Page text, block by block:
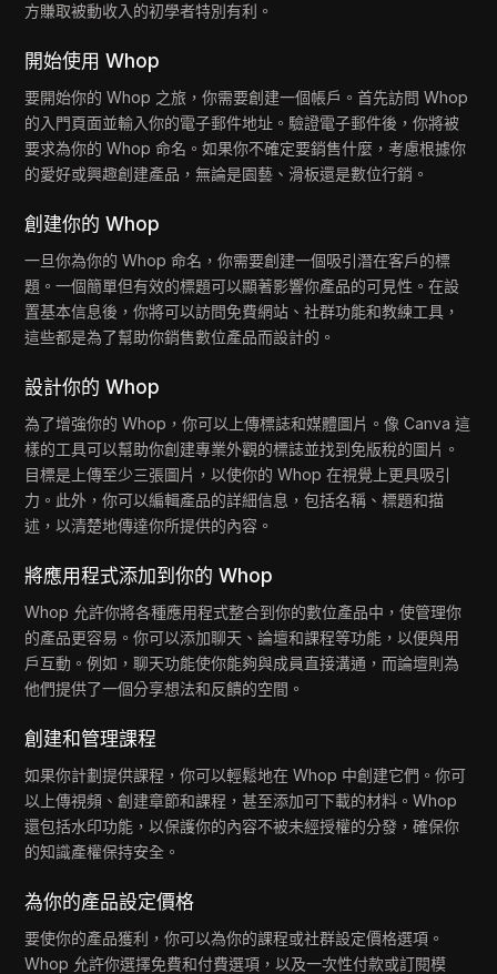
方賺取被動收入的初學者特別有利。
開始使用 Whop
要開始你的 Whop 之旅，你需要創建一個帳戶。首先訪問 Whop
的入門頁面並輸入你的電子郵件地址。驗證電子郵件後，你將被
要求為你的 Whop 命名。如果你不確定要銷售什麼，考慮根據你
的愛好或興趣創建產品，無論是園藝、滑板還是數位行銷。
創建你的 Whop
一旦你為你的 Whop 命名，你需要創建一個吸引潛在客戶的標
題。一個簡單但有效的標題可以顯著影響你產品的可見性。在設
置基本信息後，你將可以訪問免費網站、社群功能和教練工具，
這些都是為了幫助你銷售數位產品而設計的。
設計你的 Whop
為了增強你的 Whop，你可以上傳標誌和媒體圖片。像 Canva 這
樣的工具可以幫助你創建專業外觀的標誌並找到免版稅的圖片。
目標是上傳至少三張圖片，以使你的 Whop 在視覺上更具吸引
力。此外，你可以編輯產品的詳細信息，包括名稱、標題和描
述，以清楚地傳達你所提供的內容。
將應用程式添加到你的 Whop
Whop 允許你將各種應用程式整合到你的數位產品中，使管理你
的產品更容易。你可以添加聊天、論壇和課程等功能，以便與用
戶互動。例如，聊天功能使你能夠與成員直接溝通，而論壇則為
他們提供了一個分享想法和反饋的空間。
創建和管理課程
如果你計劃提供課程，你可以輕鬆地在 Whop 中創建它們。你可
以上傳視頻、創建章節和課程，甚至添加可下載的材料。Whop
還包括水印功能，以保護你的內容不被未經授權的分發，確保你
的知識產權保持安全。
為你的產品設定價格
要使你的產品獲利，你可以為你的課程或社群設定價格選項。
Whop 允許你選擇免費和付費選項，以及一次性付款或訂閱模